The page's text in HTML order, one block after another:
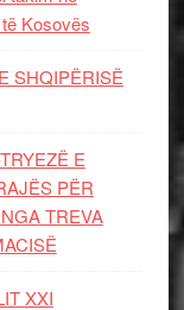
Kosovës
SHQIPËRISË
E
PËR
TREVA
XXI